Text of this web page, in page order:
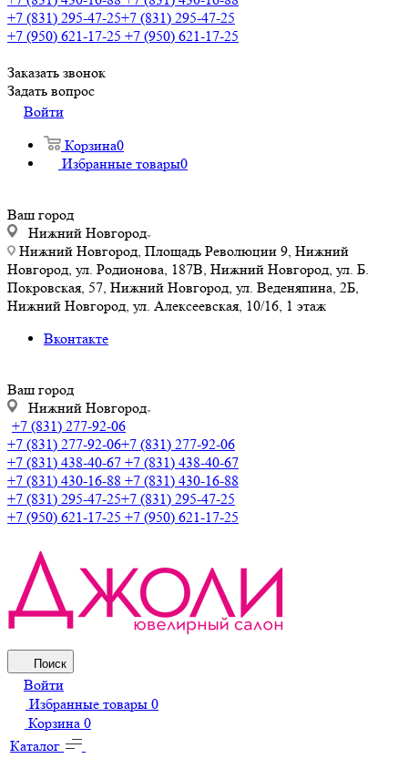
+7 (831) 295-47-25+7 (831) 295-47-25
+7 (950) 621-17-25 +7 (950) 621-17-25
Заказать звонок
Задать вопрос
Войти
Корзина0
Избранные товары0
Ваш город
Нижний Новгород
Нижний Новгород, Площадь Революции 9, Нижний
Новгород, ул. Родионова, 187В, Нижний Новгород, ул. Б.
Покровская, 57, Нижний Новгород, ул. Веденяпина, 2Б,
Нижний Новгород, ул. Алексеевская, 10/16, 1 этаж
Вконтакте
Ваш город
Нижний Новгород
+7 (831) 277-92-06
+7 (831) 277-92-06+7 (831) 277-92-06
+7 (831) 438-40-67 +7 (831) 438-40-67
+7 (831) 430-16-88 +7 (831) 430-16-88
+7 (831) 295-47-25+7 (831) 295-47-25
+7 (950) 621-17-25 +7 (950) 621-17-25
Поиск
Войти
Избранные товары 0
Корзина 0
Каталог